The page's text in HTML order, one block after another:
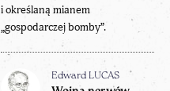
i określaną mianem
„gospodarczej bomby”.
Edward LUCAS